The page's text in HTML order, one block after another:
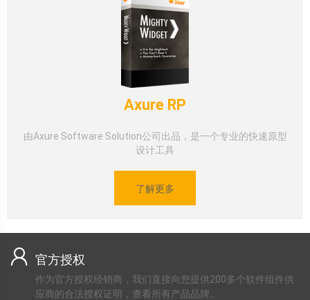
Axure RP
由Axure Software Solution公司出品，是一个专业的快速原型
设计工具
了解更多
官方授权
作为官方授权经销商，我们直接向您提供200多个软件组件供
应商的合法授权证明，查看所有产品品牌。